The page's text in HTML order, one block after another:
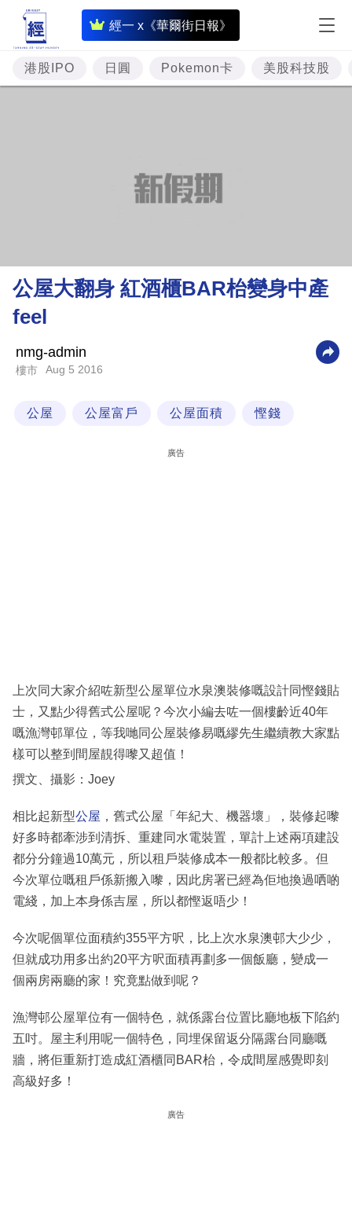
經一 x《華爾街日報》
即
時
財
經
理
財
科
區
港股IPO 日圓 Pokemon卡 美股科技股
公屋大翻身 紅酒櫃BAR枱變身中產
feel
nmg-admin
樓市 Aug 5 2016
公屋 公屋富戶 公屋面積 慳錢
廣告
上次同大家介紹咗新型公屋單位水泉澳裝修嘅設計同慳錢貼
士，又點少得舊式公屋呢？今次小編去咗一個樓齡近40年
嘅漁灣邨單位，等我哋同公屋裝修易嘅繆先生繼續教大家點
樣可以整到間屋靚得嚟又超值！
撰文、攝影：Joey
相比起新型公屋 ，舊式公屋「年紀大、機器壞」，裝修起嚟
好多時都牽涉到清拆、重建同水電裝置，單計上述兩項建設
都分分鐘過10萬元，所以租戶裝修成本一般都比較多。但
今次單位嘅租戶係新搬入嚟，因此房署已經為佢地換過哂啲
電綫，加上本身係吉屋，所以都慳返唔少！
今次呢個單位面積約355平方呎，比上次水泉澳邨大少少，
但就成功用多出約20平方呎面積再劃多一個飯廳，變成一
個兩房兩廳的家！究竟點做到呢？
漁灣邨公屋單位有一個特色，就係露台位置比廳地板下陷約
五吋。屋主利用呢一個特色，同埋保留返分隔露台同廳嘅
牆，將佢重新打造成紅酒櫃同BAR枱，令成間屋感覺即刻
高級好多！
廣告